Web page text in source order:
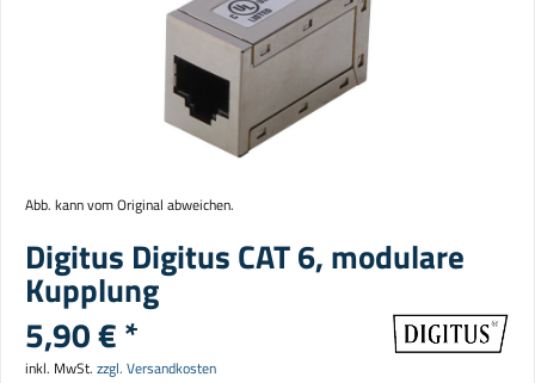
Abb. kann vom Original abweichen.
Digitus Digitus CAT 6, modulare
Kupplung
5,90 € *
inkl. MwSt. zzgl. Versandkosten